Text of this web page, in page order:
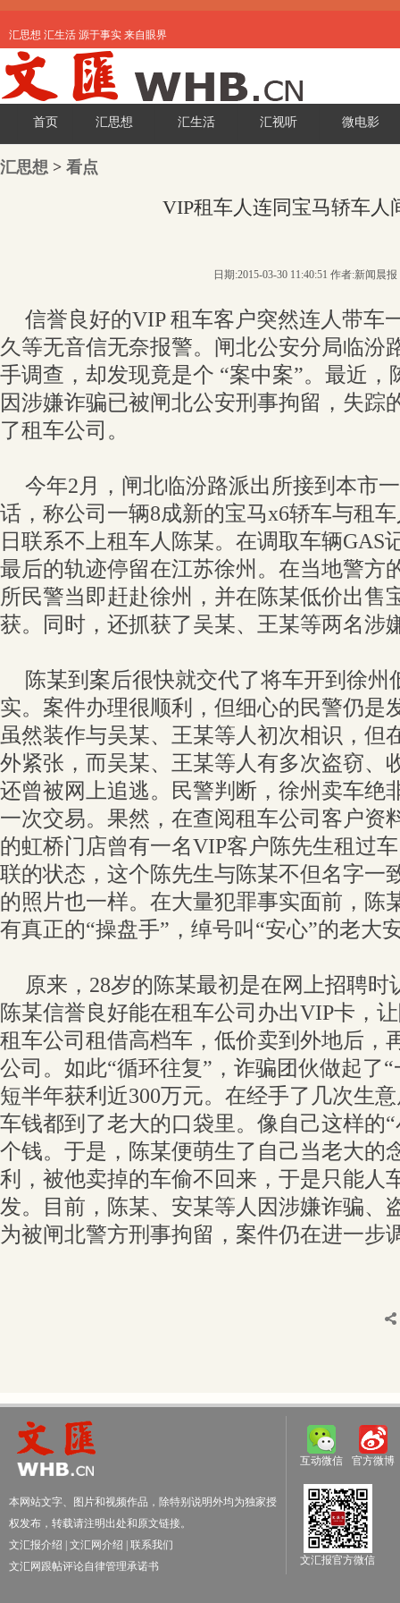
汇思想 汇生活 源于事实 来自眼界
首页 汇思想 汇生活 汇视听 微电影
汇思想 > 看点
VIP租车人连同宝马轿车人
日期:2015-03-30 11:40:51 作者:新闻晨报
信誉良好的VIP 租车客户突然连人带车
久等无音信无奈报警。闸北公安分局临汾
手调查，却发现竟是个 “案中案”。最近，
因涉嫌诈骗已被闸北公安刑事拘留，失踪
了租车公司。
今年2月，闸北临汾路派出所接到本市
话，称公司一辆8成新的宝马x6轿车与租
日联系不上租车人陈某。在调取车辆GAS
最后的轨迹停留在江苏徐州。在当地警方
所民警当即赶赴徐州，并在陈某低价出售
获。同时，还抓获了吴某、王某等两名涉
陈某到案后很快就交代了将车开到徐州
实。案件办理很顺利，但细心的民警仍是
虽然装作与吴某、王某等人初次相识，但
外紧张，而吴某、王某等人有多次盗窃、
还曾被网上追逃。民警判断，徐州卖车绝
一次交易。果然，在查阅租车公司客户资
的虹桥门店曾有一名VIP客户陈先生租过
联的状态，这个陈先生与陈某不但名字一
的照片也一样。在大量犯罪事实面前，陈
有真正的“操盘手”，绰号叫“安心”的老大
原来，28岁的陈某最初是在网上招聘
陈某信誉良好能在租车公司办出VIP卡，
租车公司租借高档车，低价卖到外地后，
公司。如此“循环往复”，诈骗团伙做起了
短半年获利近300万元。在经手了几次生
车钱都到了老大的口袋里。像自己这样的
个钱。于是，陈某便萌生了自己当老大的
利，被他卖掉的车偷不回来，于是只能人
发。目前，陈某、安某等人因涉嫌诈骗、
为被闸北警方刑事拘留，案件仍在进一步
本网站文字、图片和视频作品，除特别说明外均为独家授
权发布，转载请注明出处和原文链接。
文汇报介绍
文汇网介绍
联系我们
文汇网跟帖评论自律管理承诺书
互动微信 官方微博
文汇报官方微信